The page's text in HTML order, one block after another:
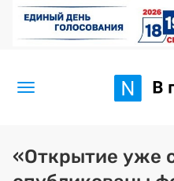
«Открытие уже